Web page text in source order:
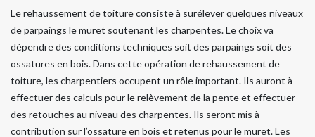
Le rehaussement de toiture consiste à surélever quelques niveaux
de parpaings le muret soutenant les charpentes. Le choix va
dépendre des conditions techniques soit des parpaings soit des
ossatures en bois. Dans cette opération de rehaussement de
toiture, les charpentiers occupent un rôle important. Ils auront à
effectuer des calculs pour le relèvement de la pente et effectuer
des retouches au niveau des charpentes. Ils seront mis à
contribution sur l’ossature en bois et retenus pour le muret. Les